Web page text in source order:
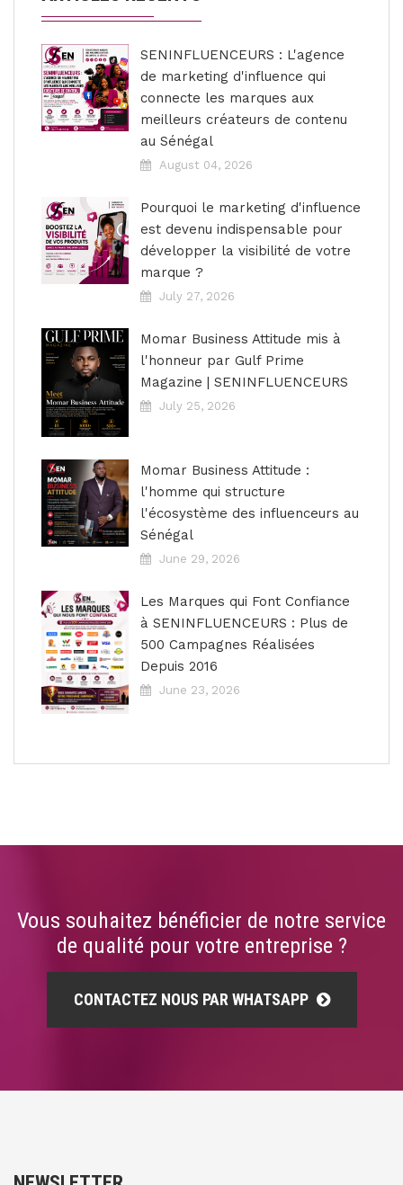
SENINFLUENCEURS : L'agence
de marketing d'influence qui
connecte les marques aux
meilleurs créateurs de contenu
au Sénégal
August 04, 2026
Pourquoi le marketing d'influence
est devenu indispensable pour
développer la visibilité de votre
marque ?
July 27, 2026
Momar Business Attitude mis à
l'honneur par Gulf Prime
Magazine | SENINFLUENCEURS
July 25, 2026
Momar Business Attitude :
l'homme qui structure
l'écosystème des influenceurs au
Sénégal
June 29, 2026
Les Marques qui Font Confiance
à SENINFLUENCEURS : Plus de
500 Campagnes Réalisées
Depuis 2016
June 23, 2026
Vous souhaitez bénéficier de notre service
de qualité pour votre entreprise ?
CONTACTEZ NOUS PAR WHATSAPP